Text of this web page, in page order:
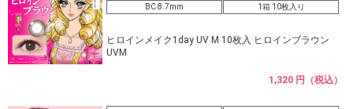
BC 8.7mm
1箱 10枚入り
ヒロインメイク1day UV M 10枚入 ヒロインブラウン
UVM
1,320 円（税込）